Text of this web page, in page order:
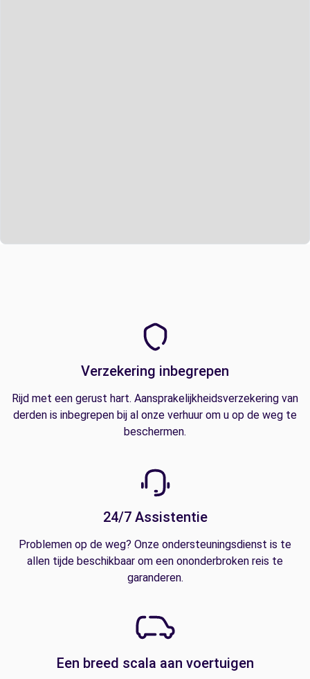
Verzekering inbegrepen
Rijd met een gerust hart. Aansprakelijkheidsverzekering van
derden is inbegrepen bij al onze verhuur om u op de weg te
beschermen.
24/7 Assistentie
Problemen op de weg? Onze ondersteuningsdienst is te
allen tijde beschikbaar om een ononderbroken reis te
garanderen.
Een breed scala aan voertuigen